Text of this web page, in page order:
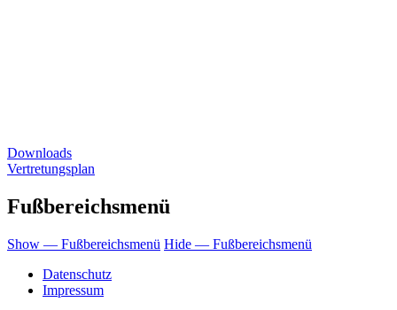
Downloads
Vertretungsplan
Fußbereichsmenü
Show — Fußbereichsmenü Hide — Fußbereichsmenü
Datenschutz
Impressum